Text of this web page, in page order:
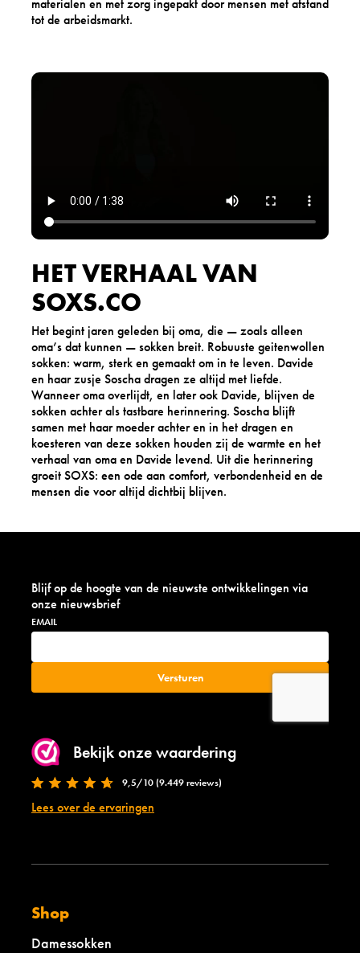
tot de arbeidsmarkt.
HET VERHAAL VAN
SOXS.CO
Het begint jaren geleden bij oma, die — zoals alleen
oma’s dat kunnen — sokken breit. Robuuste geitenwollen
sokken: warm, sterk en gemaakt om in te leven. Davide
en haar zusje Soscha dragen ze altijd met liefde.
Wanneer oma overlijdt, en later ook Davide, blijven de
sokken achter als tastbare herinnering. Soscha blijft
samen met haar moeder achter en in het dragen en
koesteren van deze sokken houden zij de warmte en het
verhaal van oma en Davide levend. Uit die herinnering
groeit SOXS: een ode aan comfort, verbondenheid en de
mensen die voor altijd dichtbij blijven.
Blijf op de hoogte van de nieuwste ontwikkelingen via
onze nieuwsbrief
Bekijk onze waardering
9,5/10 (9.449 reviews)
Lees over de ervaringen
Shop
Damessokken